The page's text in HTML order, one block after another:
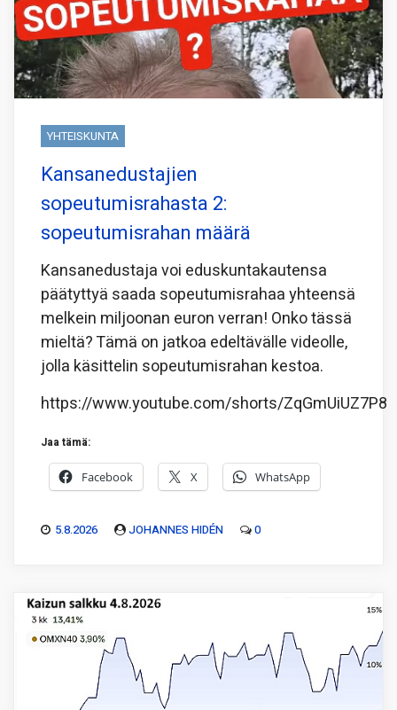
YHTEISKUNTA
Kansanedustajien
sopeutumisrahasta 2:
sopeutumisrahan määrä
Kansanedustaja voi eduskuntakautensa
päätyttyä saada sopeutumisrahaa yhteensä
melkein miljoonan euron verran! Onko tässä
mieltä? Tämä on jatkoa edeltävälle videolle,
jolla käsittelin sopeutumisrahan kestoa.
https://www.youtube.com/shorts/ZqGmUiUZ7P8
Jaa tämä:
Facebook X WhatsApp
5.8.2026 JOHANNES HIDÉN 0